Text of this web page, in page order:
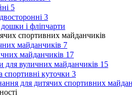
5
3
і фліпчарти
спортивних майданчиків
майданчиків 7
майданчиків 17
для вуличних майданчиків 15
спортивні куточки 3
для дитячих спортивних